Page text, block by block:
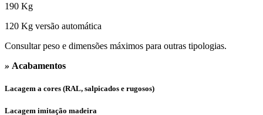
190 Kg
120 Kg versão automática
Consultar peso e dimensões máximos para outras tipologias.
» Acabamentos
Lacagem a cores (RAL, salpicados e rugosos)
Lacagem imitação madeira